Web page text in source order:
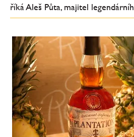
říká Aleš Půta, majitel